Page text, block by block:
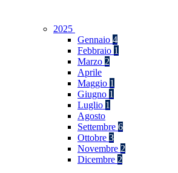
2025
Gennaio 4
Febbraio 1
Marzo 2
Aprile
Maggio 1
Giugno 1
Luglio 1
Agosto
Settembre 6
Ottobre 3
Novembre 2
Dicembre 2